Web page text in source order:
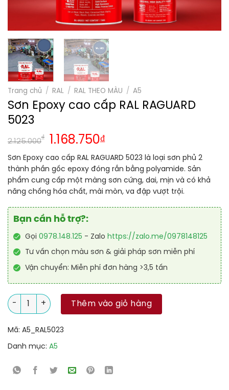
Trang chủ / RAL / RAL THEO MÀU / A5
Sơn Epoxy cao cấp RAL RAGUARD
5023
2.125.000
₫ 1.168.750₫
Sơn Epoxy cao cấp RAL RAGUARD 5023 là loại sơn phủ 2
thành phần gốc epoxy đóng rắn bằng polyamide. Sản
phẩm cung cấp một màng sơn cứng, dai, mịn và có khả
năng chống hóa chất, mài mòn, va đập vượt trội.
Bạn cần hỗ trợ?:
Gọi 0978.148.125 - Zalo https://zalo.me/0978148125
Tư vấn chọn màu sơn & giải pháp sơn miễn phí
Vận chuyển: Miễn phí đơn hàng >3,5 tấn
Sơn Epoxy cao cấp RAL RAGUARD 5023 số lượng
Thêm vào giỏ hàng
Mã: A5_RAL5023
Danh mục: A5